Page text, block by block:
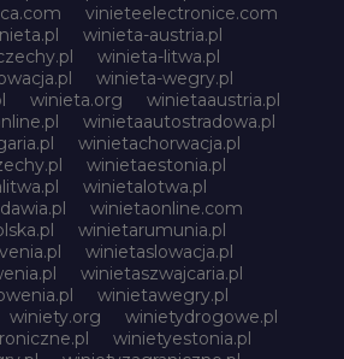
vinieteelectronice.com
winieta-austria.pl
winieta-litwa.pl
winieta-wegry.pl
winieta.org
winietaaustria.pl
winietaautostradowa.pl
winietachorwacja.pl
winietaestonia.pl
winietalotwa.pl
winietaonline.com
winietarumunia.pl
winietaslowacja.pl
winietaszwajcaria.pl
winietawegry.pl
winiety.org
winietydrogowe.pl
winietyestonia.pl